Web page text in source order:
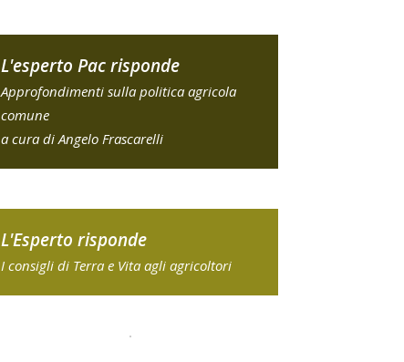
L'esperto Pac risponde
Approfondimenti sulla politica agricola
comune
a cura di Angelo Frascarelli
L'Esperto risponde
I consigli di Terra e Vita agli agricoltori